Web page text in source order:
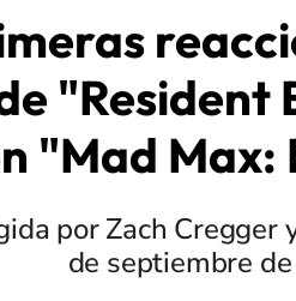
"Resident
"Mad Max:
por Zach
de septiembre